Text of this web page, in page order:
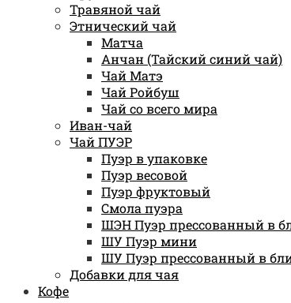
Травяной чай
Этнический чай
Матча
Анчан (Тайский синий чай)
Чай Матэ
Чай Ройбуш
Чай со всего мира
Иван-чай
Чай ПУЭР
Пуэр в упаковке
Пуэр весовой
Пуэр фруктовый
Смола пуэра
ШЭН Пуэр прессованный в
ШУ Пуэр мини
ШУ Пуэр прессованный в
Добавки для чая
Кофе